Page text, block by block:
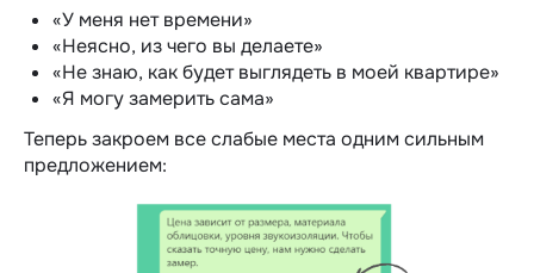
«У меня нет времени»
«Неясно, из чего вы делаете»
«Не знаю, как будет выглядеть в моей квартире»
«Я могу замерить сама»
Теперь закроем все слабые места одним сильным
предложением: